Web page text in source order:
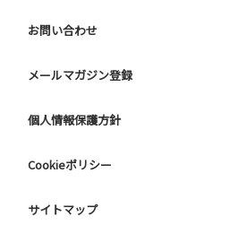
お問い合わせ
メールマガジン登録
個人情報保護方針
Cookieポリシー
サイトマップ